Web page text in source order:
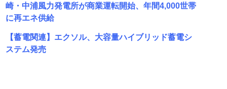
崎・中浦風力発電所が商業運転開始、年間4,000世帯
に再エネ供給
【蓄電関連】エクソル、大容量ハイブリッド蓄電シ
ステム発売